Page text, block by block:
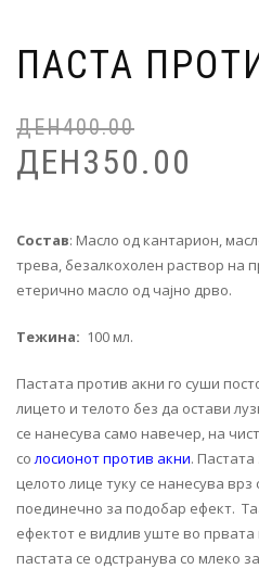
ПАСТА
ДЕН400.00
ДЕН350.00
Состав: Масло од кантарион,
трева, безалкохолен раствор на
етерично масло од чајно дрво.
Тежина: 100 мл.
Пастата против акни го суши
лицето и телото без да остави
се нанесува само навечер, на
солосионот против акни.
целото лице туку се нанесува врз
поединечно за подобар ефект.
ефектот е видлив уште во
пастата се одстранува со млеко